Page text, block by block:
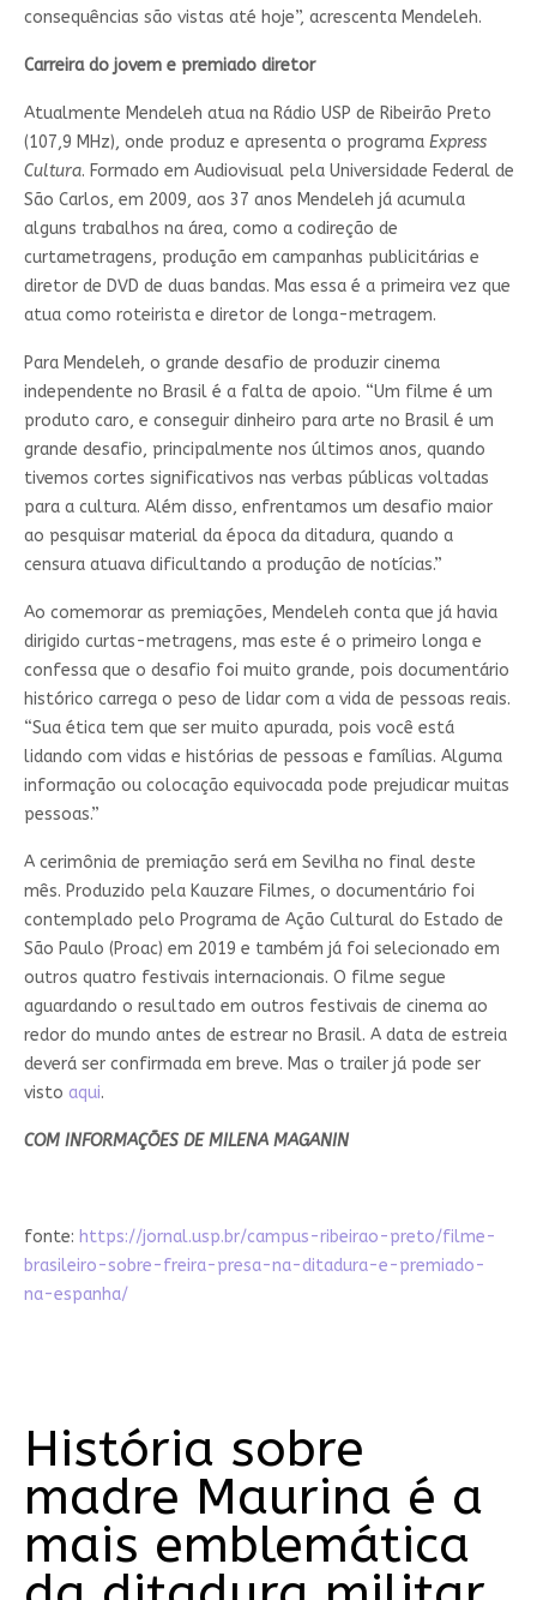
consequências são vistas até hoje”, acrescenta Mendeleh.
Carreira do jovem e premiado diretor
Atualmente Mendeleh atua na Rádio USP de Ribeirão Preto
(107,9 MHz), onde produz e apresenta o programa Express
Cultura. Formado em Audiovisual pela Universidade Federal de
São Carlos, em 2009, aos 37 anos Mendeleh já acumula
alguns trabalhos na área, como a codireção de
curtametragens, produção em campanhas publicitárias e
diretor de DVD de duas bandas. Mas essa é a primeira vez que
atua como roteirista e diretor de longa-metragem.
Para Mendeleh, o grande desafio de produzir cinema
independente no Brasil é a falta de apoio. “Um filme é um
produto caro, e conseguir dinheiro para arte no Brasil é um
grande desafio, principalmente nos últimos anos, quando
tivemos cortes significativos nas verbas públicas voltadas
para a cultura. Além disso, enfrentamos um desafio maior
ao pesquisar material da época da ditadura, quando a
censura atuava dificultando a produção de notícias.”
Ao comemorar as premiações, Mendeleh conta que já havia
dirigido curtas-metragens, mas este é o primeiro longa e
confessa que o desafio foi muito grande, pois documentário
histórico carrega o peso de lidar com a vida de pessoas reais.
“Sua ética tem que ser muito apurada, pois você está
lidando com vidas e histórias de pessoas e famílias. Alguma
informação ou colocação equivocada pode prejudicar muitas
pessoas.”
A cerimônia de premiação será em Sevilha no final deste
mês. Produzido pela Kauzare Filmes, o documentário foi
contemplado pelo Programa de Ação Cultural do Estado de
São Paulo (Proac) em 2019 e também já foi selecionado em
outros quatro festivais internacionais. O filme segue
aguardando o resultado em outros festivais de cinema ao
redor do mundo antes de estrear no Brasil. A data de estreia
deverá ser confirmada em breve. Mas o trailer já pode ser
visto aqui.
COM INFORMAÇÕES DE MILENA MAGANIN
fonte: https://jornal.usp.br/campus-ribeirao-preto/filme-
brasileiro-sobre-freira-presa-na-ditadura-e-premiado-
na-espanha/
História sobre
madre Maurina é a
mais emblemática